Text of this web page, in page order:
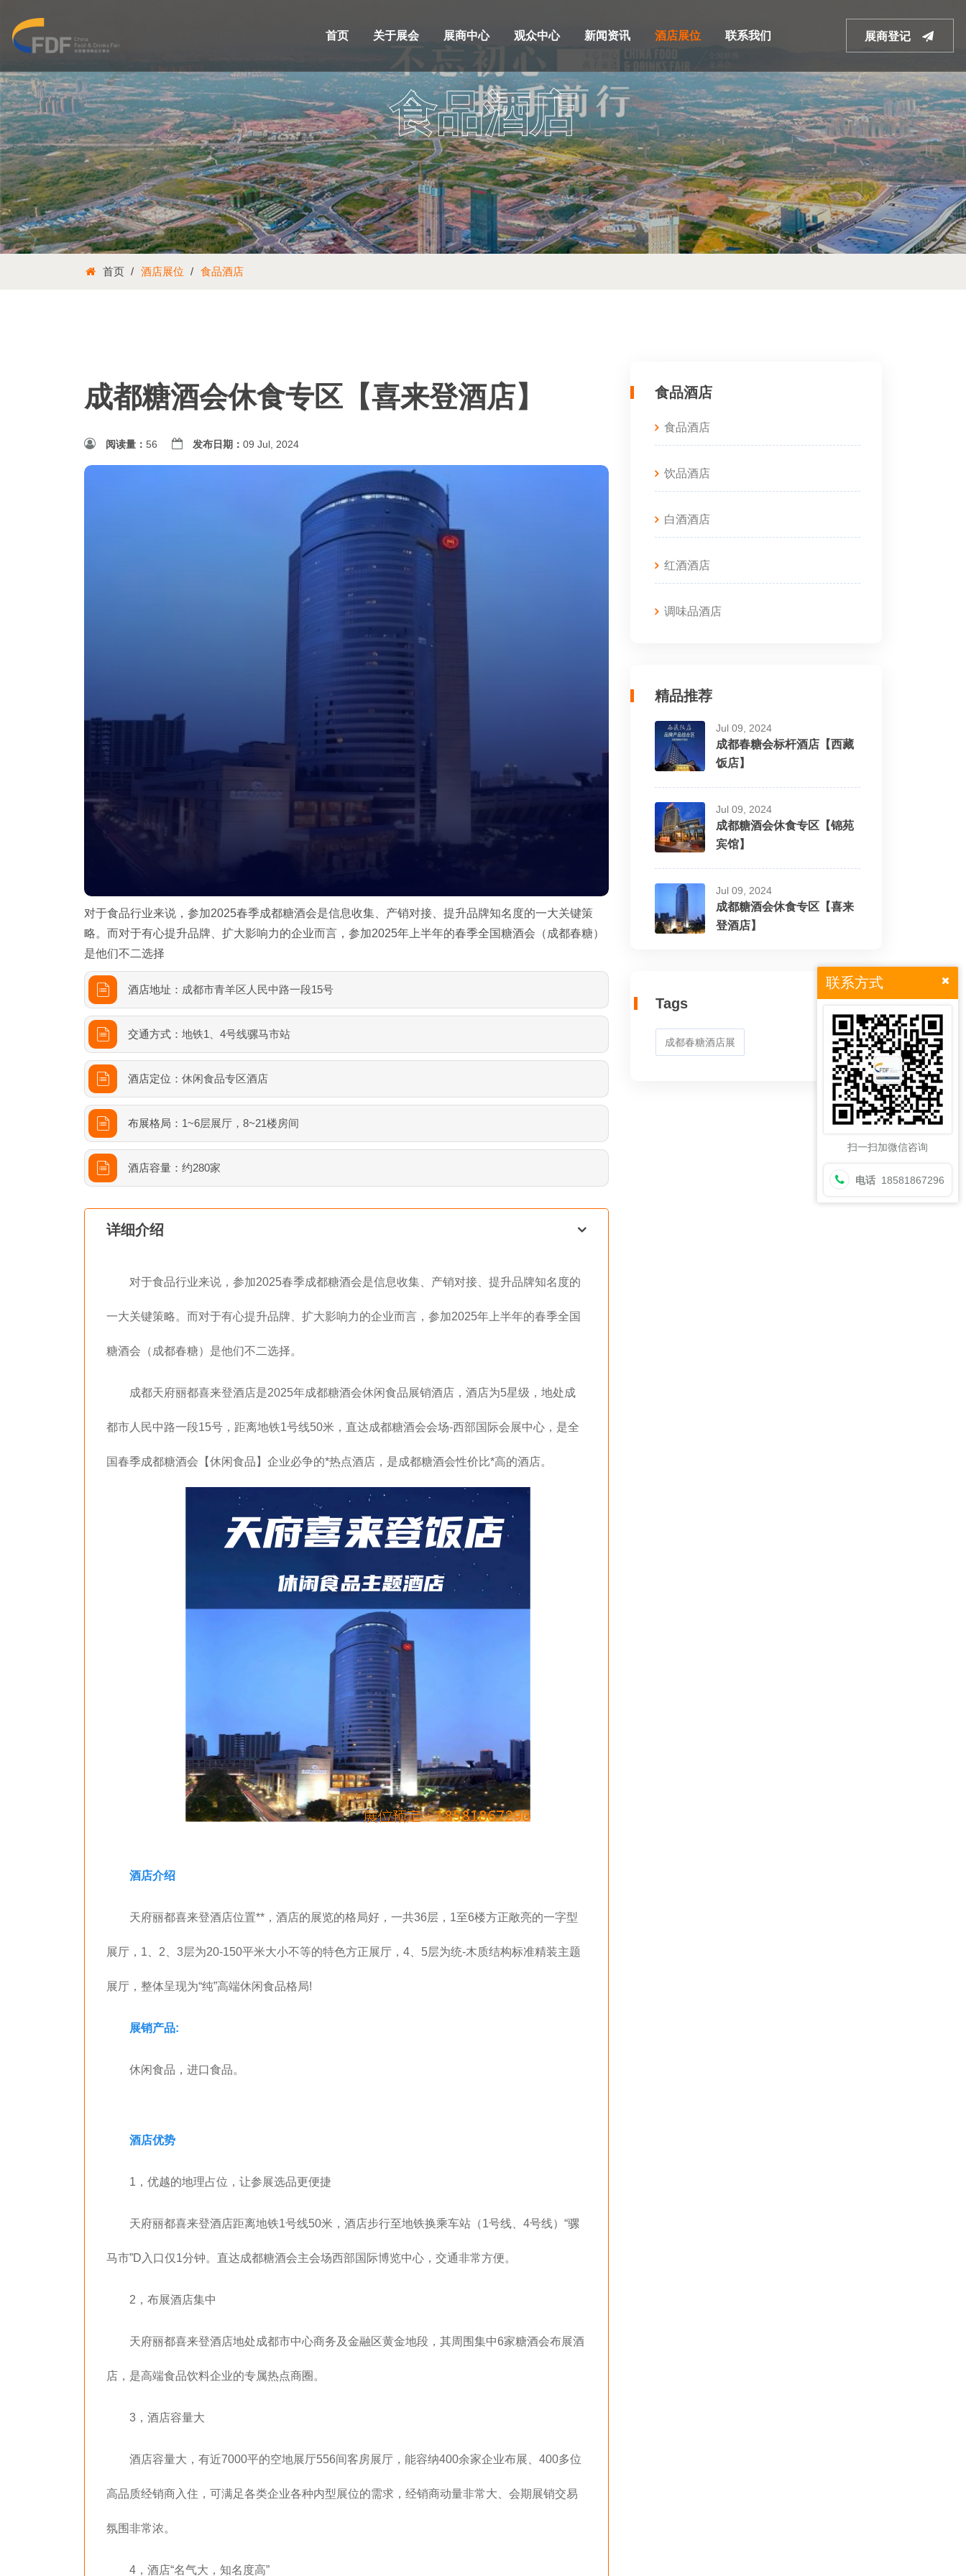
首页 关于展会 展商中心 观众中心 新闻资讯 酒店展位 联系我们 展商登记
食品酒店
首页 酒店展位 食品酒店
成都糖酒会休食专区【喜来登酒店】
阅读量： 56 发布日期： 09 Jul, 2024
对于食品行业来说，参加2025春季成都糖酒会是信息收集、产销对接、提升品牌知名度的一大关键策
略。而对于有心提升品牌、扩大影响力的企业而言，参加2025年上半年的春季全国糖酒会（成都春糖）
是他们不二选择
酒店地址： 成都市青羊区人民中路一段15号
交通方式： 地铁1、4号线骡马市站
酒店定位： 休闲食品专区酒店
布展格局： 1~6层展厅，8~21楼房间
酒店容量： 约280家
详细介绍
对于食品行业来说，参加2025春季成都糖酒会是信息收集、产销对接、提升品牌知名度的
一大关键策略。而对于有心提升品牌、扩大影响力的企业而言，参加2025年上半年的春季全国
糖酒会（成都春糖）是他们不二选择。
成都天府丽都喜来登酒店是2025年成都糖酒会休闲食品展销酒店，酒店为5星级，地处成
都市人民中路一段15号，距离地铁1号线50米，直达成都糖酒会会场-西部国际会展中心，是全
国春季成都糖酒会【休闲食品】企业必争的*热点酒店，是成都糖酒会性价比*高的酒店。
酒店介绍
天府丽都喜来登酒店位置**，酒店的展览的格局好，一共36层，1至6楼方正敞亮的一字型
展厅，1、2、3层为20-150平米大小不等的特色方正展厅，4、5层为统-木质结构标准精装主题
展厅，整体呈现为“纯”高端休闲食品格局!
展销产品:
休闲食品，进口食品。
酒店优势
1， 优越的地理占位，让参展选品更便捷
天府丽都喜来登酒店距离地铁1号线50米， 酒店步行至地铁换乘车站（1号线、4号线）“骡
马市”D入口仅1分钟。 直达成都糖酒会主会场西部国际博览中心，交通非常方便。
2，布展酒店集中
天府丽都喜来登酒店地处成都市中心商务及金融区黄金地段，其周围集中6家糖酒会布展酒
店，是高端食品饮料企业的专属热点商圈。
3，酒店容量大
酒店容量大，有近7000平的空地展厅556间客房展厅，能容纳400余家企业布展、400多位
高品质经销商入住，可满足各类企业各种内型展位的需求，经销商动量非常大、会期展销交易
氛围非常浓。
4，酒店“名气大，知名度高”
食品酒店
食品酒店
饮品酒店
白酒酒店
红酒酒店
调味品酒店
精品推荐
Jul 09, 2024
成都春糖会标杆酒店【西藏
饭店】
Jul 09, 2024
成都糖酒会休食专区【锦苑
宾馆】
Jul 09, 2024
成都糖酒会休食专区【喜来
登酒店】
Tags
成都春糖酒店展
联系方式
扫一扫加微信咨询
电话 18581867296